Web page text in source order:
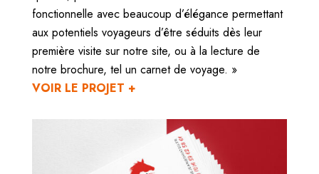
fonctionnelle avec beaucoup d’élégance permettant
aux potentiels voyageurs d’être séduits dès leur
première visite sur notre site, ou à la lecture de
notre brochure, tel un carnet de voyage. »
VOIR LE PROJET +